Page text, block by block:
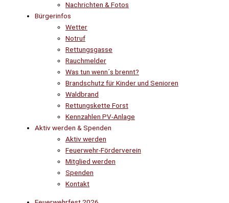
Nachrichten & Fotos
Bürgerinfos
Wetter
Notruf
Rettungsgasse
Rauchmelder
Was tun wenn´s brennt?
Brandschutz für Kinder und Senioren
Waldbrand
Rettungskette Forst
Kennzahlen PV-Anlage
Aktiv werden & Spenden
Aktiv werden
Feuerwehr-Förderverein
Mitglied werden
Spenden
Kontakt